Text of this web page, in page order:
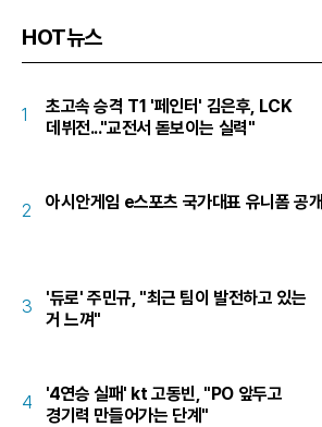
HOT뉴스
1
초고속 승격 T1 '페인터' 김은후, LCK
데뷔전..."교전서 돋보이는 실력"
2 아시안게임 e스포츠 국가대표 유니폼 공개
3
'듀로' 주민규, "최근 팀이 발전하고 있는
거 느껴"
4
'4연승 실패' kt 고동빈, "PO 앞두고
경기력 만들어가는 단계"